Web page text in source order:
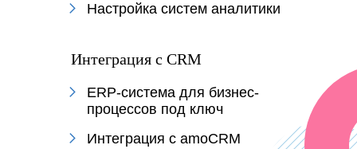
Настройка систем аналитики
Интеграция с CRM
ERP-система для бизнес-
процессов под ключ
Интеграция с amoCRM